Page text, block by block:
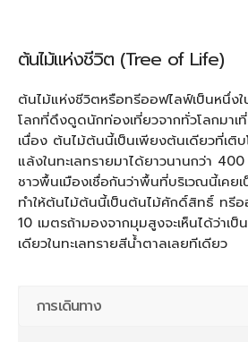
ต้นไม้แห่งชีวิต (Tree of Life)
ต้นไม้แห่งชีวิตหรือทรีออฟไลฟ์เป็นหนึ่ง
โลกที่ดึงดูดนักท่องเที่ยวจากทั่วโลกมาเ
เนื่อง ต้นไม้ต้นนี้เป็นเพียงต้นเดียวที่เติ
แล้งในทะเลทรายมาได้ยาวนานกว่า
ชาวพื้นเมืองเชื่อกันว่าพื้นที่บริเวณนี้เคย
ทำให้ต้นไม้ต้นนี้เป็นต้นไม้ศักดิ์สิทธิ์ ทรี
10 เมตรถ้ามองจากมุมสูงจะเห็นได้ว่าเ
เดียวในทะเลทรายสีน้ำตาลเลยทีเดียว
การเดินทาง